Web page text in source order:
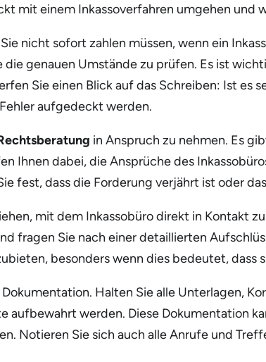
mit einem Inkassoverfahren umgehen und
nicht sofort zahlen müssen, wenn ein
genauen Umstände zu prüfen. Es ist
Sie einen Blick auf das Schreiben: Ist es
aufgedeckt werden.
in Anspruch zu nehmen. Es
Ihnen dabei, die Ansprüche des
fest, dass die Forderung verjährt ist oder
mit dem Inkassobüro direkt in Kontakt
fragen Sie nach einer detaillierten
besonders wenn dies bedeutet, dass
Halten Sie alle Unterlagen,
aufbewahrt werden. Diese Dokumentation
Notieren Sie sich auch alle Anrufe und